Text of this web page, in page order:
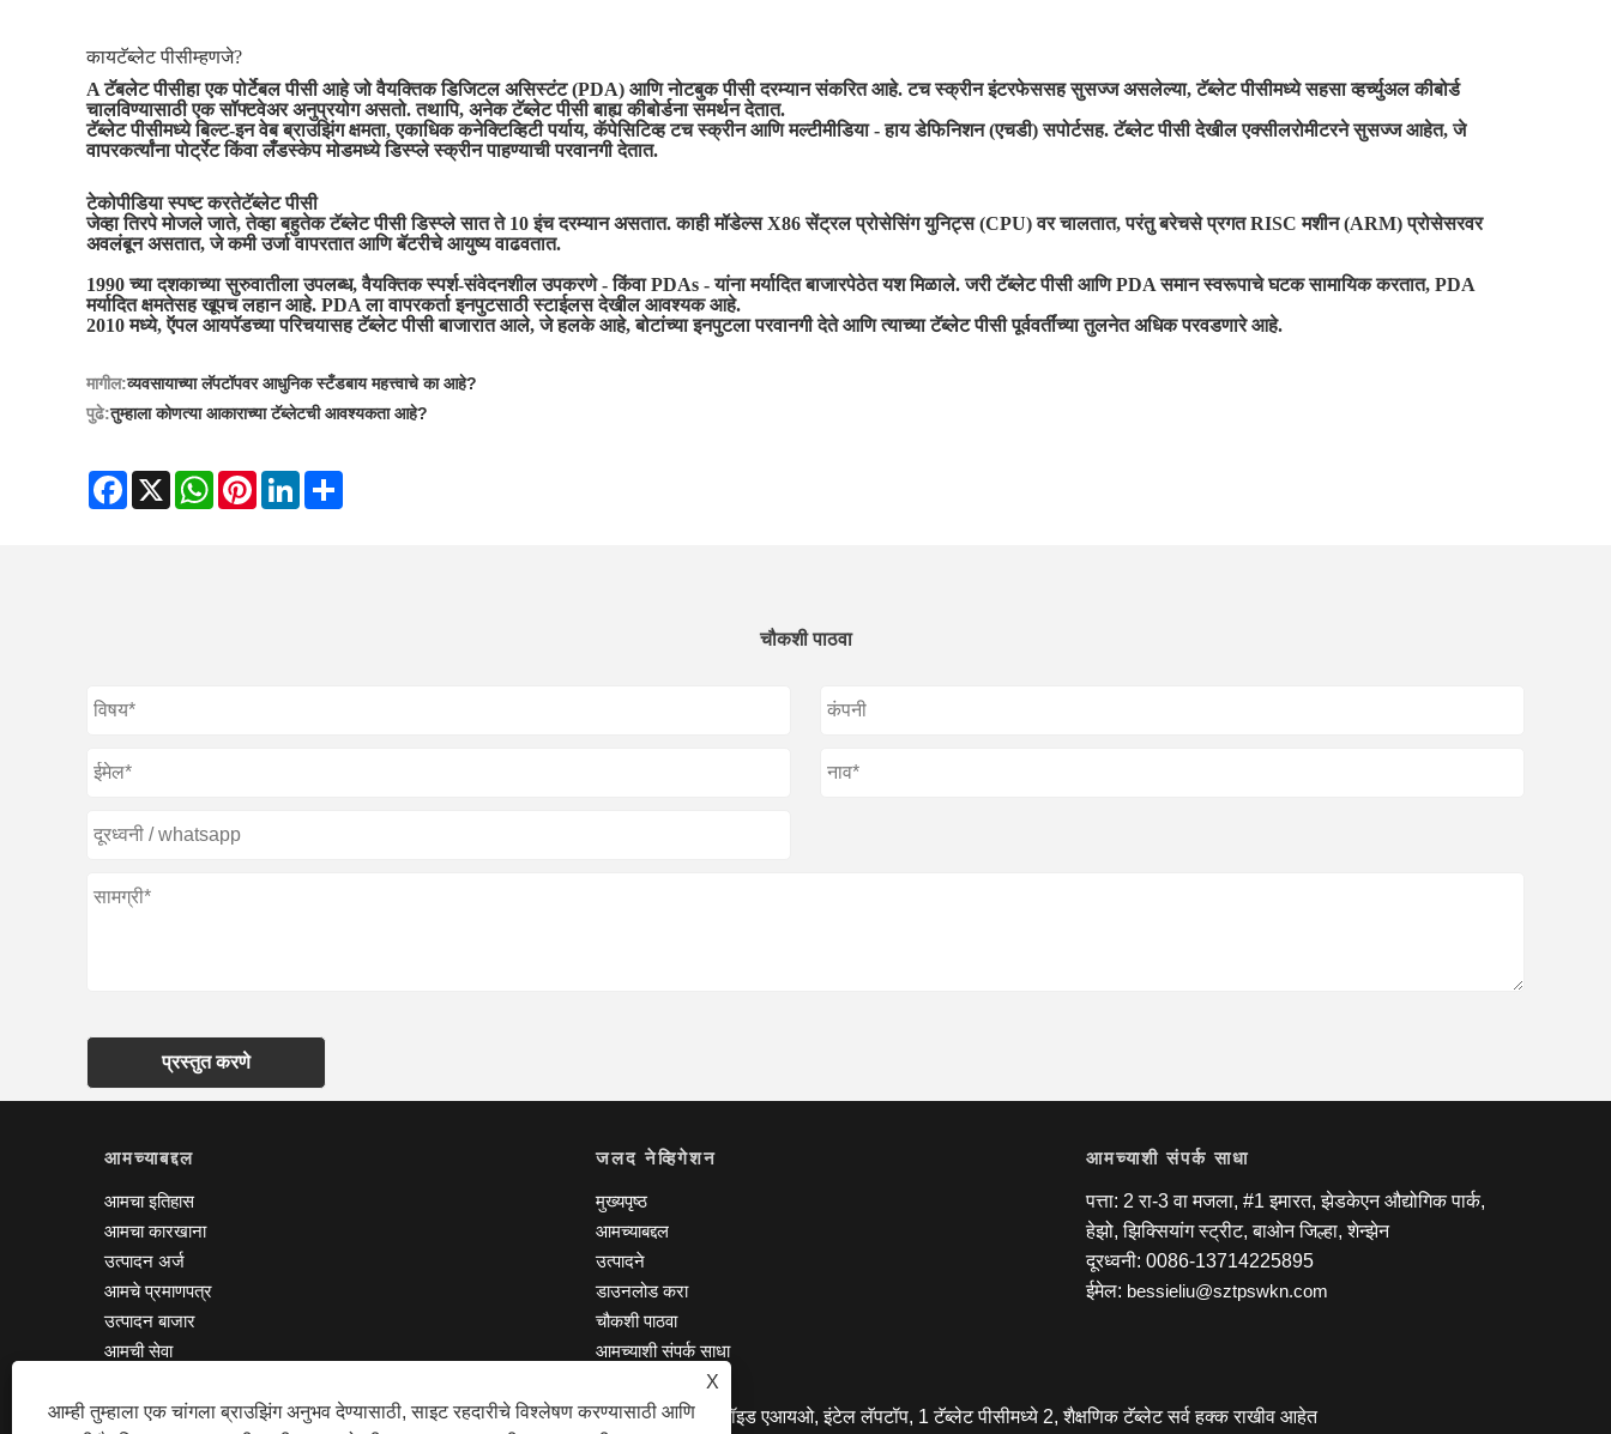
कायटॅब्लेट पीसीम्हणजे?
Aटॅबलेट पीसीहा एक पोर्टेबल पीसी आहे जो वैयक्तिक डिजिटल असिस्टंट (PDA) आणि नोटबुक पीसी दरम्यान संकरित आहे. टच स्क्रीन इंटरफेससह सुसज्ज असलेल्या, टॅब्लेट पीसीमध्ये सहसा व्हर्च्युअल कीबोर्ड
चालविण्यासाठी एक सॉफ्टवेअर अनुप्रयोग असतो. तथापि, अनेक टॅब्लेट पीसी बाह्य कीबोर्डना समर्थन देतात.
टॅब्लेट पीसीमध्ये बिल्ट-इन वेब ब्राउझिंग क्षमता, एकाधिक कनेक्टिव्हिटी पर्याय, कॅपेसिटिव्ह टच स्क्रीन आणि मल्टीमीडिया - हाय डेफिनिशन (एचडी) सपोर्टसह. टॅब्लेट पीसी देखील एक्सीलरोमीटरने सुसज्ज आहेत, जे
वापरकर्त्यांना पोर्ट्रेट किंवा लँडस्केप मोडमध्ये डिस्प्ले स्क्रीन पाहण्याची परवानगी देतात.
टेकोपीडिया स्पष्ट करतेटॅब्लेट पीसी
जेव्हा तिरपे मोजले जाते, तेव्हा बहुतेक टॅब्लेट पीसी डिस्प्ले सात ते 10 इंच दरम्यान असतात. काही मॉडेल्स X86 सेंट्रल प्रोसेसिंग युनिट्स (CPU) वर चालतात, परंतु बरेचसे प्रगत RISC मशीन (ARM) प्रोसेसरवर
अवलंबून असतात, जे कमी उर्जा वापरतात आणि बॅटरीचे आयुष्य वाढवतात.
1990 च्या दशकाच्या सुरुवातीला उपलब्ध, वैयक्तिक स्पर्श-संवेदनशील उपकरणे - किंवा PDAs - यांना मर्यादित बाजारपेठेत यश मिळाले. जरी टॅब्लेट पीसी आणि PDA समान स्वरूपाचे घटक सामायिक करतात, PDA
मर्यादित क्षमतेसह खूपच लहान आहे. PDA ला वापरकर्ता इनपुटसाठी स्टाईलस देखील आवश्यक आहे.
2010 मध्ये, ऍपल आयपॅडच्या परिचयासह टॅब्लेट पीसी बाजारात आले, जे हलके आहे, बोटांच्या इनपुटला परवानगी देते आणि त्याच्या टॅब्लेट पीसी पूर्ववर्तींच्या तुलनेत अधिक परवडणारे आहे.
मागील:व्यवसायाच्या लॅपटॉपवर आधुनिक स्टँडबाय महत्त्वाचे का आहे?
पुढे:तुम्हाला कोणत्या आकाराच्या टॅब्लेटची आवश्यकता आहे?
Facebook
X WhatsApp
PinterestLinkedIn
चौकशी पाठवा
प्रस्तुत करणे
X
आम्ही तुम्हाला एक चांगला ब्राउझिंग अनुभव देण्यासाठी, साइट रहदारीचे विश्लेषण करण्यासाठी आणि
आमच्याबद्दल
आमचा इतिहास
आमचा कारखाना
उत्पादन अर्ज
आमचे प्रमाणपत्र
उत्पादन बाजार
आमची सेवा
जलद नेव्हिगेशन
मुख्यपृष्ठ
आमच्याबद्दल
उत्पादने
डाउनलोड करा
चौकशी पाठवा
आमच्याशी संपर्क साधा
आमच्याशी संपर्क साधा
पत्ता: 2 रा-3 वा मजला, #1 इमारत, झेडकेएन औद्योगिक पार्क,
हेझो, झिक्सियांग स्ट्रीट, बाओन जिल्हा, शेन्झेन
दूरध्वनी: 0086-13714225895
ईमेल: bessieliu@sztpswkn.com
कॉपीराइट © 2020 एसझेड टीपीएस को., लि. - टॅब्लेट पीसी, अँड्रॉइड एआयओ, इंटेल लॅपटॉप, 1 टॅब्लेट पीसीमध्ये 2, शैक्षणिक टॅब्लेट सर्व हक्क राखीव आहेत